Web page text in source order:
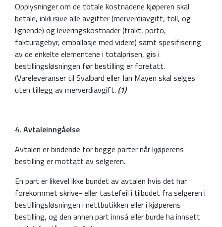
Opplysninger om de totale kostnadene kjøperen skal
betale, inklusive alle avgifter (merverdiavgift, toll, og
lignende) og leveringskostnader (frakt, porto,
fakturagebyr, emballasje med videre) samt spesifisering
av de enkelte elementene i totalprisen, gis i
bestillingsløsningen før bestilling er foretatt.
(Vareleveranser til Svalbard eller Jan Mayen skal selges
uten tillegg av merverdiavgift. (1)
4. Avtaleinngåelse
Avtalen er bindende for begge parter når kjøperens
bestilling er mottatt av selgeren.
En part er likevel ikke bundet av avtalen hvis det har
forekommet skrive- eller tastefeil i tilbudet fra selgeren i
bestillingsløsningen i nettbutikken eller i kjøperens
bestilling, og den annen part innså eller burde ha innsett